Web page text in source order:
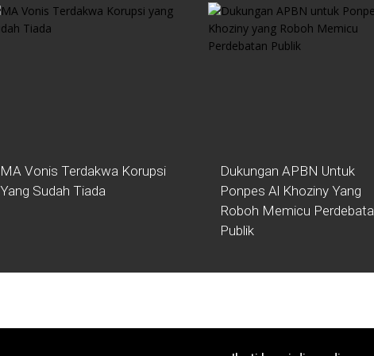
MA Vonis Terdakwa Korupsi
Yang Sudah Tiada
Dukungan APBN Untuk
Ponpes Al Khoziny Yang
Roboh Memicu
Publik